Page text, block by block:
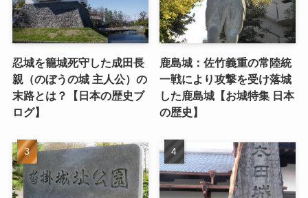
忍城を籠城死守した成田長
親（のぼうの城 主人公）の
末路とは？【日本の歴史ブ
ログ】
鹿島城：佐竹義重の常陸統
一戦により攻撃を受け落城
した鹿島城【お城特集 日本
の歴史】